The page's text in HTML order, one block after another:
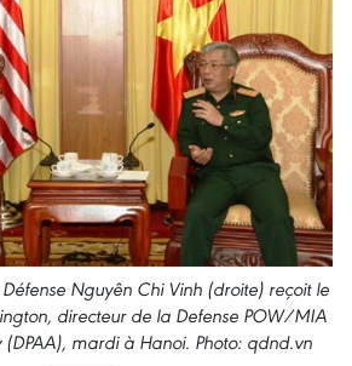
Nguyên Chi Vinh (droite) reçoit le
directeur de la Defense POW/MIA
mardi à Hanoi. Photo: qdnd.vn